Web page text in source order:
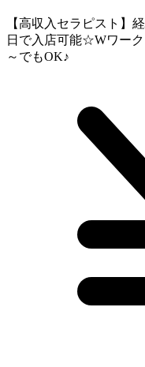
【高収入セラピスト】
日で入店可能☆Wワー
～でもOK♪